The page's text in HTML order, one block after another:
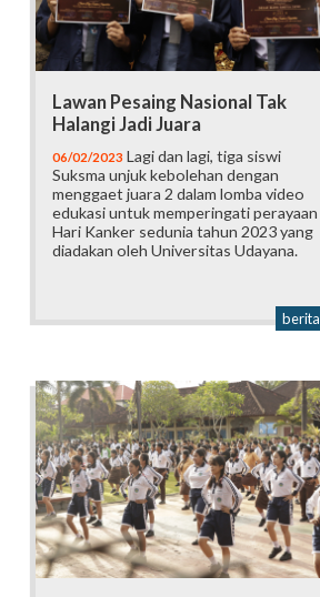
Lawan Pesaing Nasional Tak
Halangi Jadi Juara
06/02/2023 Lagi dan lagi, tiga siswi
Suksma unjuk kebolehan dengan
menggaet juara 2 dalam lomba video
edukasi untuk memperingati perayaan
Hari Kanker sedunia tahun 2023 yang
diadakan oleh Universitas Udayana.
berita